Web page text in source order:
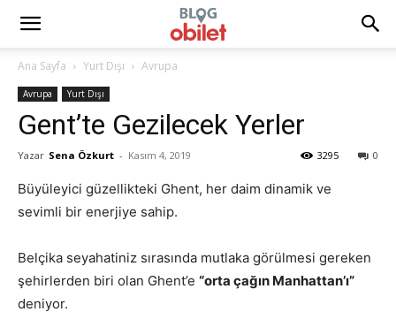
Ana Sayfa Yurt Dışı Avrupa
Avrupa Yurt Dışı
Gent’te Gezilecek Yerler
Yazar Sena Özkurt - Kasım 4, 2019 0
3295
Büyüleyici güzellikteki Ghent, her daim dinamik ve
sevimli bir enerjiye sahip.
Belçika seyahatiniz sırasında mutlaka görülmesi gereken
şehirlerden biri olan Ghent’e “orta çağın Manhattan’ı”
deniyor.